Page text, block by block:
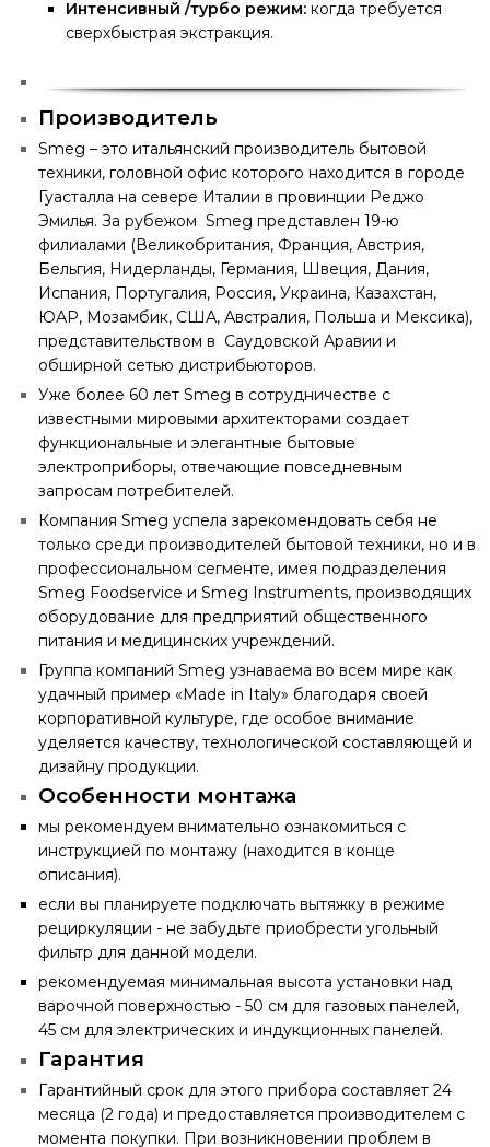
Интенсивный /турбо режим: когда требуется
сверхбыстрая экстракция.
Производитель
Smeg – это итальянский производитель бытовой
техники, головной офис которого находится в городе
Гуасталла на севере Италии в провинции Реджо
Эмилья. За рубежом Smeg представлен 19-ю
филиалами (Великобритания, Франция, Австрия,
Бельгия, Нидерланды, Германия, Швеция, Дания,
Испания, Португалия, Россия, Украина, Казахстан,
ЮАР, Мозамбик, США, Австралия, Польша и Мексика),
представительством в Саудовской Аравии и
обширной сетью дистрибьюторов.
Уже более 60 лет Smeg в сотрудничестве с
известными мировыми архитекторами создает
функциональные и элегантные бытовые
электроприборы, отвечающие повседневным
запросам потребителей.
Компания Smeg успела зарекомендовать себя не
только среди производителей бытовой техники, но и в
профессиональном сегменте, имея подразделения
Smeg Foodservice и Smeg Instruments, производящих
оборудование для предприятий общественного
питания и медицинских учреждений.
Группа компаний Smeg узнаваема во всем мире как
удачный пример «Made in Italy» благодаря своей
корпоративной культуре, где особое внимание
уделяется качеству, технологической составляющей и
дизайну продукции.
Особенности монтажа
мы рекомендуем внимательно ознакомиться с
инструкцией по монтажу (находится в конце
описания).
если вы планируете подключать вытяжку в режиме
рециркуляции - не забудьте приобрести угольный
фильтр для данной модели.
рекомендуемая минимальная высота установки над
варочной поверхностью - 50 см для газовых панелей,
45 см для электрических и индукционных панелей.
Гарантия
Гарантийный срок для этого прибора составляет 24
месяца (2 года) и предоставляется производителем с
момента покупки. При возникновении проблем в